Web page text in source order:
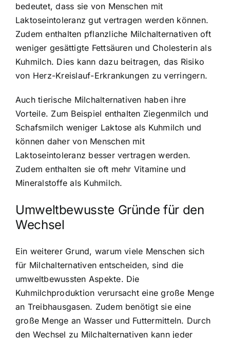
bedeutet, dass sie von Menschen mit
Laktoseintoleranz gut vertragen werden können.
Zudem enthalten pflanzliche Milchalternativen oft
weniger gesättigte Fettsäuren und Cholesterin als
Kuhmilch. Dies kann dazu beitragen, das Risiko
von Herz-Kreislauf-Erkrankungen zu verringern.
Auch tierische Milchalternativen haben ihre
Vorteile. Zum Beispiel enthalten Ziegenmilch und
Schafsmilch weniger Laktose als Kuhmilch und
können daher von Menschen mit
Laktoseintoleranz besser vertragen werden.
Zudem enthalten sie oft mehr Vitamine und
Mineralstoffe als Kuhmilch.
Umweltbewusste Gründe für den
Wechsel
Ein weiterer Grund, warum viele Menschen sich
für Milchalternativen entscheiden, sind die
umweltbewussten Aspekte. Die
Kuhmilchproduktion verursacht eine große Menge
an Treibhausgasen. Zudem benötigt sie eine
große Menge an Wasser und Futtermitteln. Durch
den Wechsel zu Milchalternativen kann jeder